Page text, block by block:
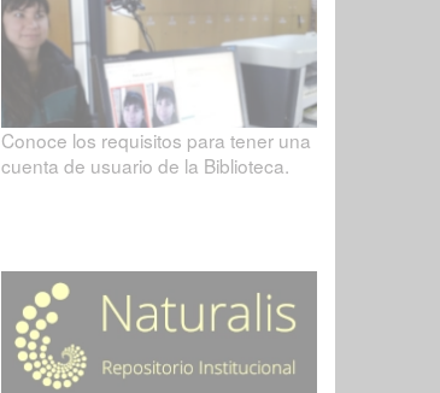
Conoce los requisitos para tener una
cuenta de usuario de la Biblioteca.